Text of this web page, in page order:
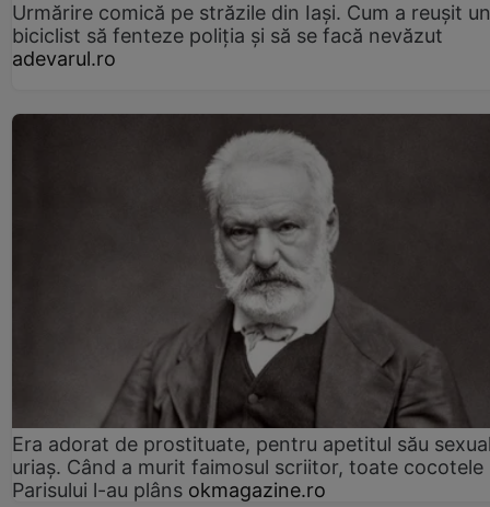
Urmărire comică pe străzile din Iași. Cum a reușit un
biciclist să fenteze poliția și să se facă nevăzut
adevarul.ro
Era adorat de prostituate, pentru apetitul său
uriaș. Când a murit faimosul scriitor, toate cocotele
Parisului l-au plâns okmagazine.ro